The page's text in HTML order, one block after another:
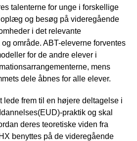
talenterne for unge i forskellige
og besøg på videregående
i det relevante
område. ABT-eleverne forventes
for de andre elever i
mens
dele åbnes for alle elever.
lede frem til en højere deltagelse i
praktik og skal
deres teoretiske viden fra
benyttes på de videregående